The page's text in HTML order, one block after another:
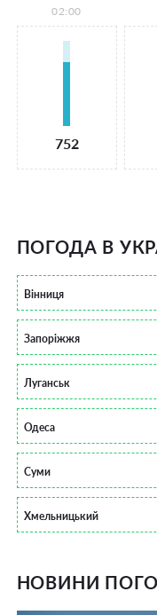
02:00
752
ПОГОДА В
Вінниця
Запоріжжя
Луганськ
Одеса
Суми
Хмельницький
НОВИНИ